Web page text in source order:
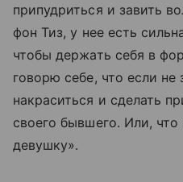
припудриться и завить
фон Тиз, у нее есть
чтобы держать себя в
говорю себе, что если не
накраситься и сделать
своего бывшего. Или,
девушку».